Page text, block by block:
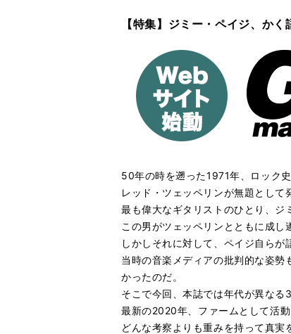
【特集】ジミー・ペイジ、かく
50年の時を遡った1971年、ロック
レッド・ツェッペリンが無題とし
最も偉大なギタリストのひとり、ジ
この男がツェッペリンとともに成し
しかしそれに対して、ペイジ自らが
当時の音楽メディアの批判的な姿
かったのだ。
そこで今回、本誌では年代が異な
最新の2020年、ファームとして活
どんな考察よりも重みを持って真